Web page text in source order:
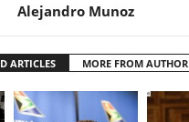
Alejandro Munoz
ARTICLES MORE FROM AUTHOR